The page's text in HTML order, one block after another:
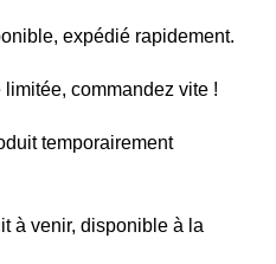
expédié rapidement.
limitée, commandez vite !
temporairement
à venir, disponible à la